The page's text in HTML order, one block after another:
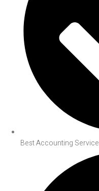
Best Accounting Service